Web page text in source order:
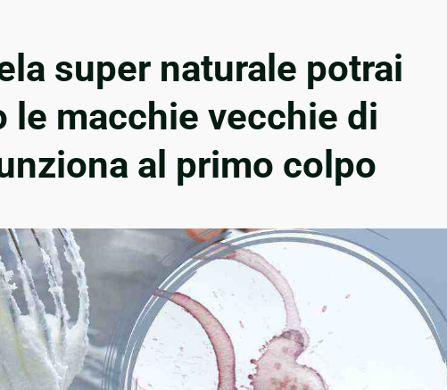
super naturale potrai
macchie vecchie di
al primo colpo